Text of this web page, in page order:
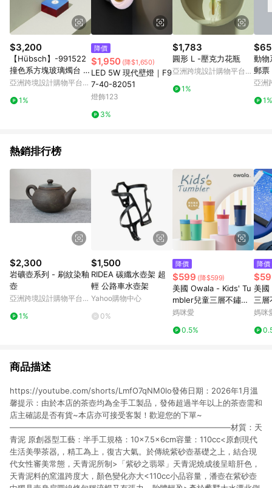
則請以點數紅包活動說明為準。 11. 若於 LINE 購物前往 Pinkoi
頁面後才首次下載 Pinkoi APP 並完成訂單，不符合導購資格；承
上，首次下載 Pinkoi APP 後，需透過 LINE 購物前往 Pinkoi 頁
面，方享導購資格。
$3,200
【Hübsch】-991522
撞色系方塊玻璃燭台 擺
飾 紙鎮
亞洲跨境設計購物平台
1%
降價
$1,950 (降$1,650)
LED 5W 現代壁燈｜F9
7-40-82051
燈飾123
3%
$1,783
圓形 L -壓克力花瓶
亞洲跨境設計購物平台
1%
$65
動物
郵票
亞洲
1%
熱銷排行榜
$2,300
岩礦壺系列 - 刷紋染釉
壺
亞洲跨境設計購物平台
1%
$1,500
RIDEA 碳纖水壺架 超
輕 公路車水壺架
Yahoo購物中心
0%
降價
$599 (降$599)
美國 Owala - Kids' Tu
mbler兒童三層不鏽鋼
｜矽膠吸管水壺｜12oz
媽咪愛
0.5%
降價
美國
三層
媽咪
商品描述
https://youtube.com/shorts/LmfO7qNM0lo發佈日期：2026年1月溫
馨提示：由於本店的茶壺均為全手工製品，發佈超過半年以上的茶壺需和
店主確認是否有貨~本店亦可接受客製！歡迎您的下單~
————————————————————————————材質：天
青泥 原創器型工藝：半手工規格：10×7.5×6cm容量：110cc<原創現代
生活美學茶器,，精工為上，復古大氣。於傳統紫砂壺基礎之上，結合現
代女性審美常態，天青泥所制>「紫砂之翡翠」天青泥燒成後呈暗肝色，
天青泥料的窯溫跨度大，顏色變化亦大<110cc小品容量，潘壺在紫砂壺